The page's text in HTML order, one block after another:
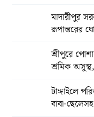
মাদারীপুর
রূপান্তরের
শ্রীপুরে
শ্রমিক
টাঙ্গাইলে
বাবা-